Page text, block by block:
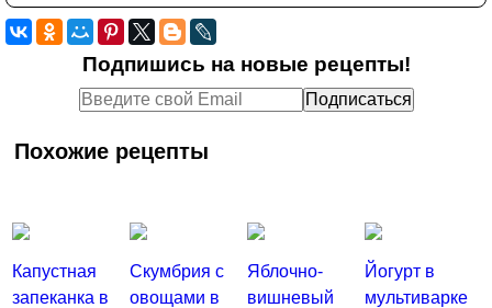
Подпишись на новые рецепты!
Похожие рецепты
Капустная
запеканка в
Скумбрия с
овощами в
Яблочно-
вишневый
Йогурт в
мультиварке